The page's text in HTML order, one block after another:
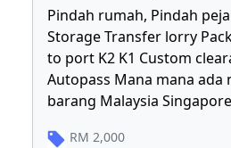
Pindah rumah, Pindah
Storage Transfer lorry
to port K2 K1 Custom
Autopass Mana mana ada
barang Malaysia
RM 2,000